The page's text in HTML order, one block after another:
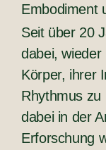
Embodiment
Seit über 20
dabei, wieder
Körper, ihrer
Rhythmus zu
dabei in der
Erforschung